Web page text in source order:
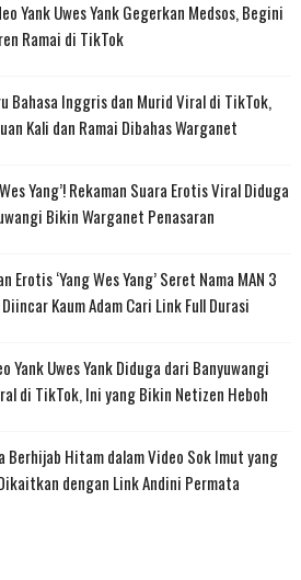
Yank Uwes Yank Gegerkan Medsos, Begini
Ramai di TikTok
Bahasa Inggris dan Murid Viral di TikTok,
Kali dan Ramai Dibahas Warganet
Yang’! Rekaman Suara Erotis Viral Diduga
Bikin Warganet Penasaran
Erotis ‘Yang Wes Yang’ Seret Nama MAN 3
Kaum Adam Cari Link Full Durasi
Yank Uwes Yank Diduga dari Banyuwangi
di TikTok, Ini yang Bikin Netizen Heboh
Berhijab Hitam dalam Video Sok Imut yang
dengan Link Andini Permata